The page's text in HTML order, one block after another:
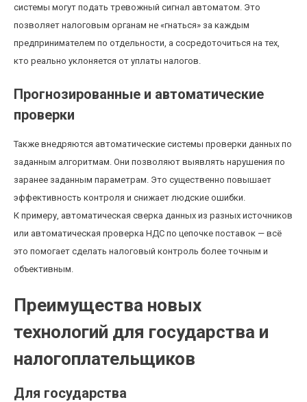
системы могут подать тревожный сигнал автоматом. Это
позволяет налоговым органам не «гнаться» за каждым
предпринимателем по отдельности, а сосредоточиться на тех,
кто реально уклоняется от уплаты налогов.
Прогнозированные и автоматические
проверки
Также внедряются автоматические системы проверки данных по
заданным алгоритмам. Они позволяют выявлять нарушения по
заранее заданным параметрам. Это существенно повышает
эффективность контроля и снижает людские ошибки.
К примеру, автоматическая сверка данных из разных источников
или автоматическая проверка НДС по цепочке поставок — всё
это помогает сделать налоговый контроль более точным и
объективным.
Преимущества новых
технологий для государства и
налогоплательщиков
Для государства